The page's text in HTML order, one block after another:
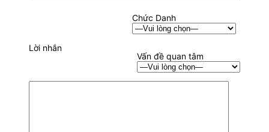
Chức Danh
Vấn đề quan tâm
Lời nhắn